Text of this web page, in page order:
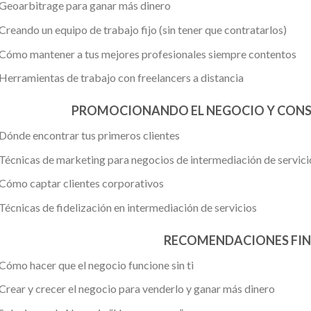
para ganar más dinero
un equipo de trabajo fijo (sin tener que contratarlos)
mantener a tus mejores profesionales siempre contentos
de trabajo con freelancers a distancia
PROMOCIONANDO EL NEGOCIO Y
encontrar tus primeros clientes
de marketing para negocios de intermediación de
captar clientes corporativos
de fidelización en intermediación de servicios
RECOMENDACIONES
hacer que el negocio funcione sin ti
y crecer el negocio para venderlo y ganar más dinero